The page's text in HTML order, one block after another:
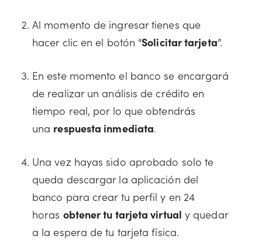
Al momento de ingresar tienes que
hacer clic en el botón “Solicitar tarjeta”.
En este momento el banco se encargará
de realizar un análisis de crédito en
tiempo real, por lo que obtendrás
una respuesta inmediata.
Una vez hayas sido aprobado solo te
queda descargar la aplicación del
banco para crear tu perfil y en 24
horas obtener tu tarjeta virtual y quedar
a la espera de tu tarjeta física.